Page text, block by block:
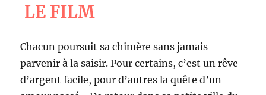
LE FILM
Chacun poursuit sa chimère sans jamais
parvenir à la saisir. Pour certains, c’est un rêve
d’argent facile, pour d’autres la quête d’un